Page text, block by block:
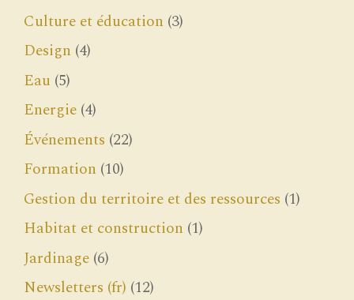
Culture et éducation (3)
Design (4)
Eau (5)
Energie (4)
Événements (22)
Formation (10)
Gestion du territoire et des ressources (1)
Habitat et construction (1)
Jardinage (6)
Newsletters (fr) (12)